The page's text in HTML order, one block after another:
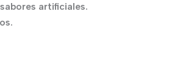
artificiales.